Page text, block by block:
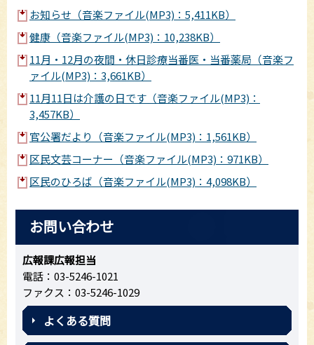
お知らせ（音楽ファイル(MP3)：5,411KB）
健康（音楽ファイル(MP3)：10,238KB）
11月・12月の夜間・休日診療当番医・当番薬局（音楽フ
ァイル(MP3)：3,661KB）
11月11日は介護の日です（音楽ファイル(MP3)：
3,457KB）
官公署だより（音楽ファイル(MP3)：1,561KB）
区民文芸コーナー（音楽ファイル(MP3)：971KB）
区民のひろば（音楽ファイル(MP3)：4,098KB）
お問い合わせ
広報課広報担当
電話：03-5246-1021
ファクス：03-5246-1029
よくある質問